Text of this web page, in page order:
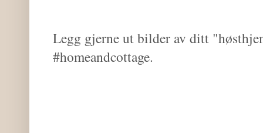
Legg gjerne ut bilder av ditt
#homeandcottage.